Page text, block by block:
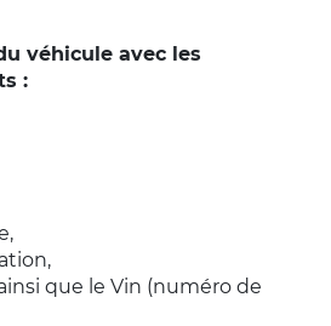
véhicule avec les
:
que le Vin (numéro de